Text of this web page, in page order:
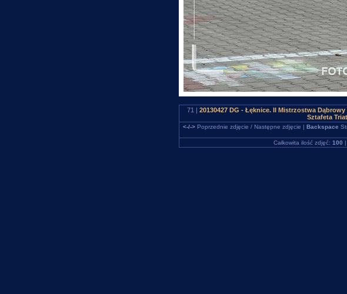
71 | 20130427 DG - Łęknice. II Mistrzostwa
Sztafeta
<-/->Poprzednie zdjęcie / Następne zdjęcie | Backspace
Całkowita ilość zdjęć: 100 |